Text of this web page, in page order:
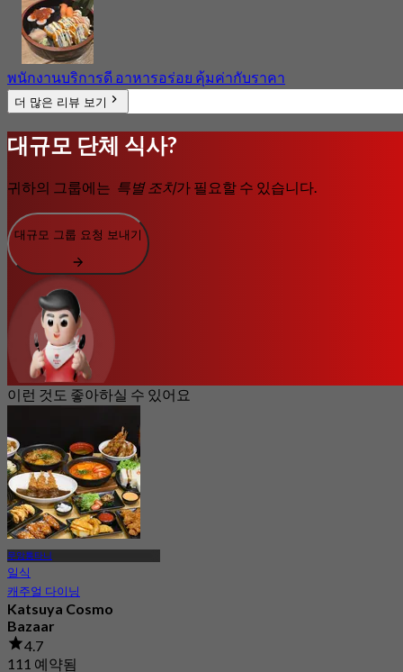
พนักงานบริการดี อาหารอร่อย คุ้มค่ากับราคา
더 많은 리뷰 보기
대규모 단체 식사?
귀하의 그룹에는 특별 조치가 필요할 수 있습니다.
대규모 그룹 요청 보내기
이런 것도 좋아하실 수 있어요
무앙통타니
일식
캐주얼 다이닝
Katsuya Cosmo
Bazaar
4.7
111 예약됨